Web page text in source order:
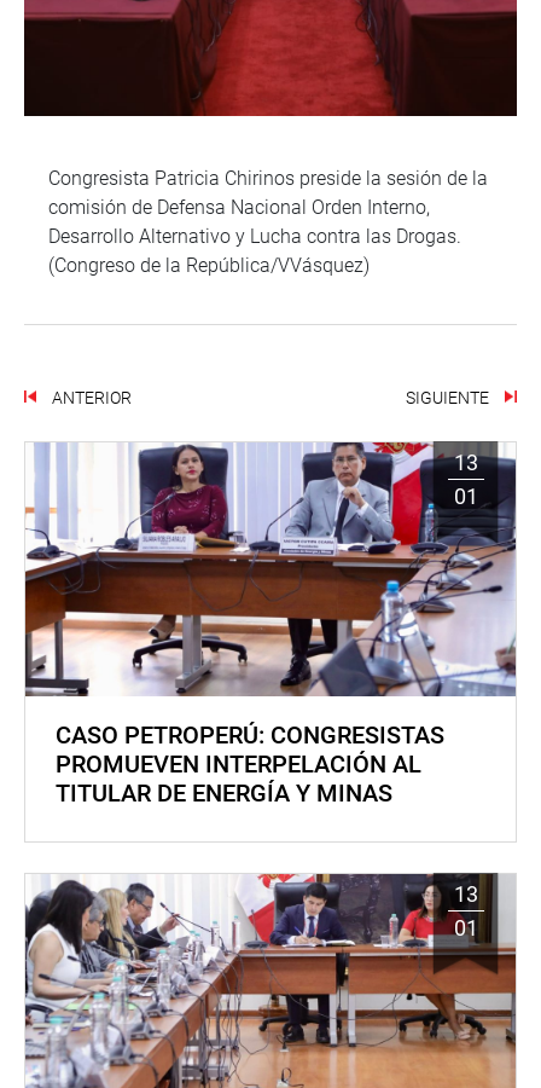
Congresista Patricia Chirinos preside la sesión de la
comisión de Defensa Nacional Orden Interno,
Desarrollo Alternativo y Lucha contra las Drogas.
(Congreso de la República/VVásquez)
ANTERIOR SIGUIENTE
13
01
CASO PETROPERÚ: CONGRESISTAS
PROMUEVEN INTERPELACIÓN AL
TITULAR DE ENERGÍA Y MINAS
13
01